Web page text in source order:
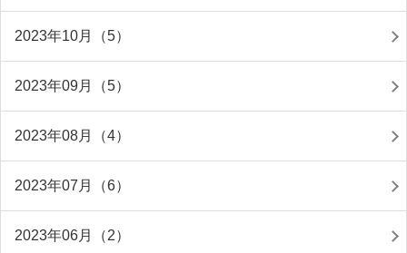
2023年10月（5）
2023年09月（5）
2023年08月（4）
2023年07月（6）
2023年06月（2）